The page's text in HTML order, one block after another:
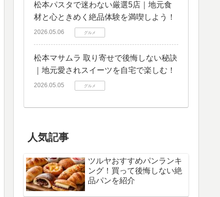
松本パスタで迷わない厳選5店｜地元食
材と心ときめく絶品体験を満喫しよう！
2026.05.06 グルメ
松本マサムラ 取り寄せで後悔しない秘訣
｜地元愛されスイーツを自宅で楽しむ！
2026.05.05 グルメ
人気記事
ツルヤおすすめパンランキ
ング！買って後悔しない絶
品パンを紹介